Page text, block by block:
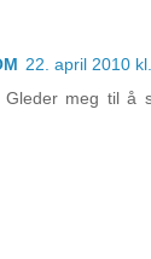
22. april 2010
Gleder meg til å